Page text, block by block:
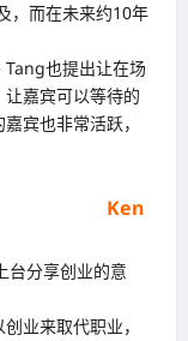
，而在未来约10年
Tang也提出让在场
嘉宾可以等待的
宾也非常活跃，
Ken
分享创业的意
业来取代职业，